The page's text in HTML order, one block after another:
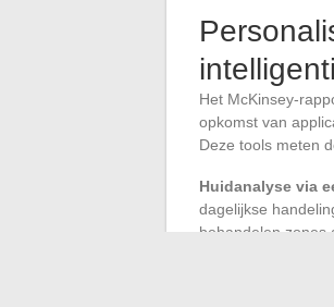
Het McKinsey-
opkomst van
Deze tools meten
Huidanalyse via
dagelijkse
behandelen zones